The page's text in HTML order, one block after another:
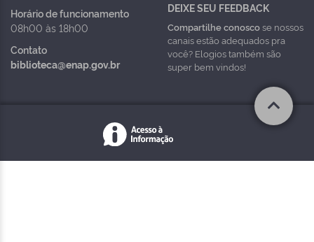
Horário de funcionamento
08h00 às 18h00
Contato
biblioteca@enap.gov.br
DEIXE SEU FEEDBACK
Compartilhe conoscose nossos
canais estão adequados pra
você? Elogios também são
super bem vindos!